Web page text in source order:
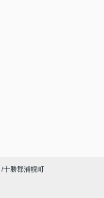
十勝郡浦幌町